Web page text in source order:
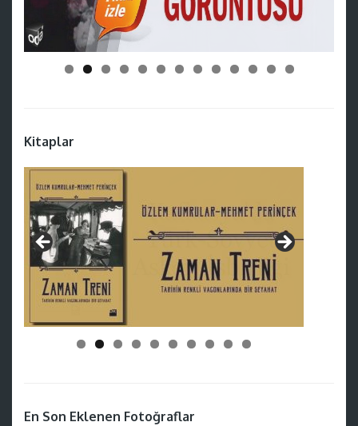
Kitaplar
En Son Eklenen Fotoğraflar